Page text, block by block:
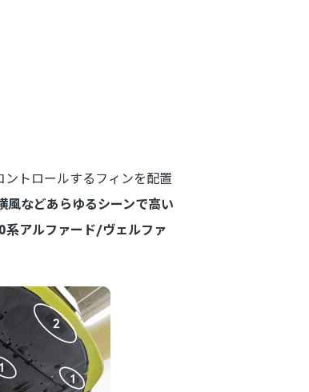
ントロールするフィンを配置
風などあらゆるシーンで高い
系アルファード/ヴェルファ